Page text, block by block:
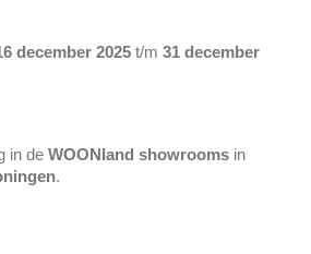
december 2025 t/m 31 december
in de WOONland showrooms
.